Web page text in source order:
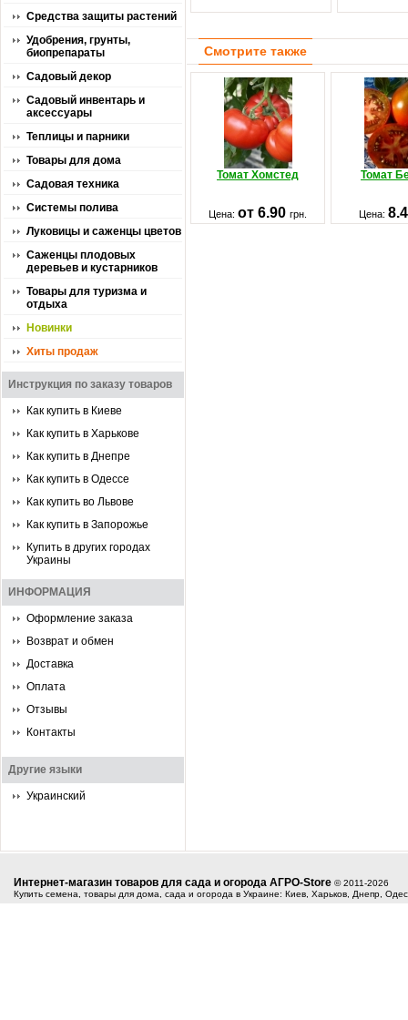
Средства защиты растений
Удобрения, грунты,
биопрепараты
Садовый декор
Садовый инвентарь и
аксессуары
Теплицы и парники
Товары для дома
Садовая техника
Системы полива
Луковицы и саженцы цветов
Саженцы плодовых
деревьев и кустарников
Товары для туризма и
отдыха
Новинки
Хиты продаж
Инструкция по заказу товаров
Как купить в Киеве
Как купить в Харькове
Как купить в Днепре
Как купить в Одессе
Как купить во Львове
Как купить в Запорожье
Купить в других городах
Украины
ИНФОРМАЦИЯ
Оформление заказа
Возврат и обмен
Доставка
Оплата
Отзывы
Контакты
Другие языки
Украинский
Смотрите также
Томат Хомстед Томат
Цена: от 6.90 грн. Цена:
Интернет-магазин товаров для сада и огорода АГРО-Store © 2011-2026
Купить семена, товары для дома, сада и огорода в Украине: Киев, Харьков, Днепр,